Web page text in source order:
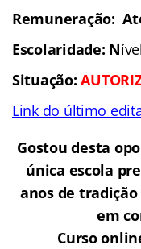
Remuneração:
Escolaridade: N
Situação:
Link do último
Gostou desta
única escola
anos de tradição
em
Curso